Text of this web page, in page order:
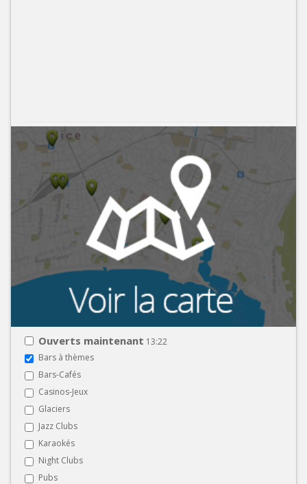
Ouverts maintenant 13:22
Bars à thèmes
Bars-Cafés
Casinos-Jeux
Glaciers
Jazz Clubs
Karaokés
Night Clubs
Pubs